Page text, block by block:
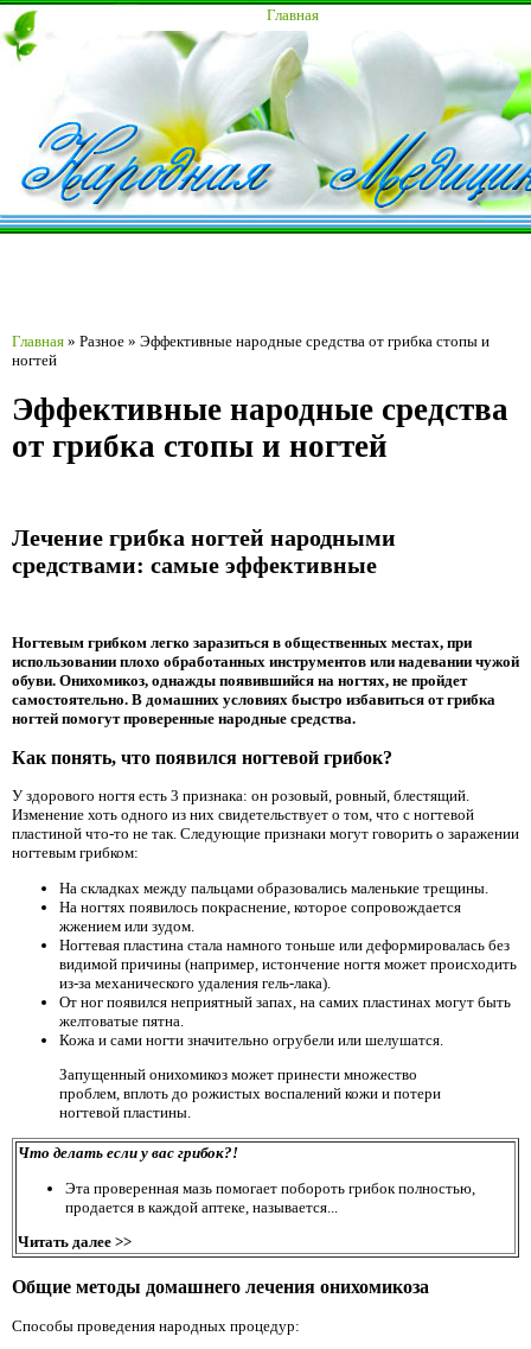
Главная
Главная » Разное » Эффективные народные средства от грибка стопы и
ногтей
Эффективные народные средства
от грибка стопы и ногтей
Лечение грибка ногтей народными
средствами: самые эффективные
Ногтевым грибком легко заразиться в общественных местах, при
использовании плохо обработанных инструментов или надевании чужой
обуви. Онихомикоз, однажды появившийся на ногтях, не пройдет
самостоятельно. В домашних условиях быстро избавиться от грибка
ногтей помогут проверенные народные средства.
Как понять, что появился ногтевой грибок?
У здорового ногтя есть 3 признака: он розовый, ровный, блестящий.
Изменение хоть одного из них свидетельствует о том, что с ногтевой
пластиной что-то не так. Следующие признаки могут говорить о заражении
ногтевым грибком:
На складках между пальцами образовались маленькие трещины.
На ногтях появилось покраснение, которое сопровождается
жжением или зудом.
Ногтевая пластина стала намного тоньше или деформировалась без
видимой причины (например, истончение ногтя может происходить
из-за механического удаления гель-лака).
От ног появился неприятный запах, на самих пластинах могут быть
желтоватые пятна.
Кожа и сами ногти значительно огрубели или шелушатся.
Запущенный онихомикоз может принести множество
проблем, вплоть до рожистых воспалений кожи и потери
ногтевой пластины.
Что делать если у вас грибок?!
Эта проверенная мазь помогает побороть грибок полностью,
продается в каждой аптеке, называется...
Читать далее >>
Общие методы домашнего лечения онихомикоза
Способы проведения народных процедур: